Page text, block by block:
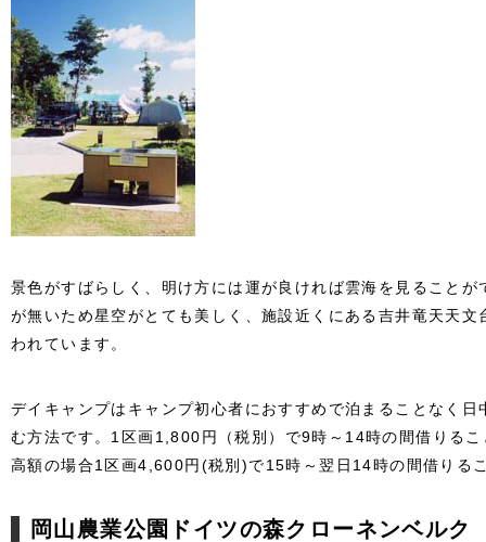
景色がすばらしく、明け方には運が良ければ雲海を見ること
が無いため星空がとても美しく、施設近くにある吉井竜天天
われています。
デイキャンプはキャンプ初心者におすすめで泊まることなく
む方法です。1区画1,800円（税別）で9時～14時の間借りる
高額の場合1区画4,600円(税別)で15時～翌日14時の間借りる
岡山農業公園ドイツの森クローネンベルク